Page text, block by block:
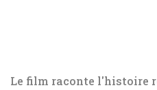
Le film raconte l'histoire